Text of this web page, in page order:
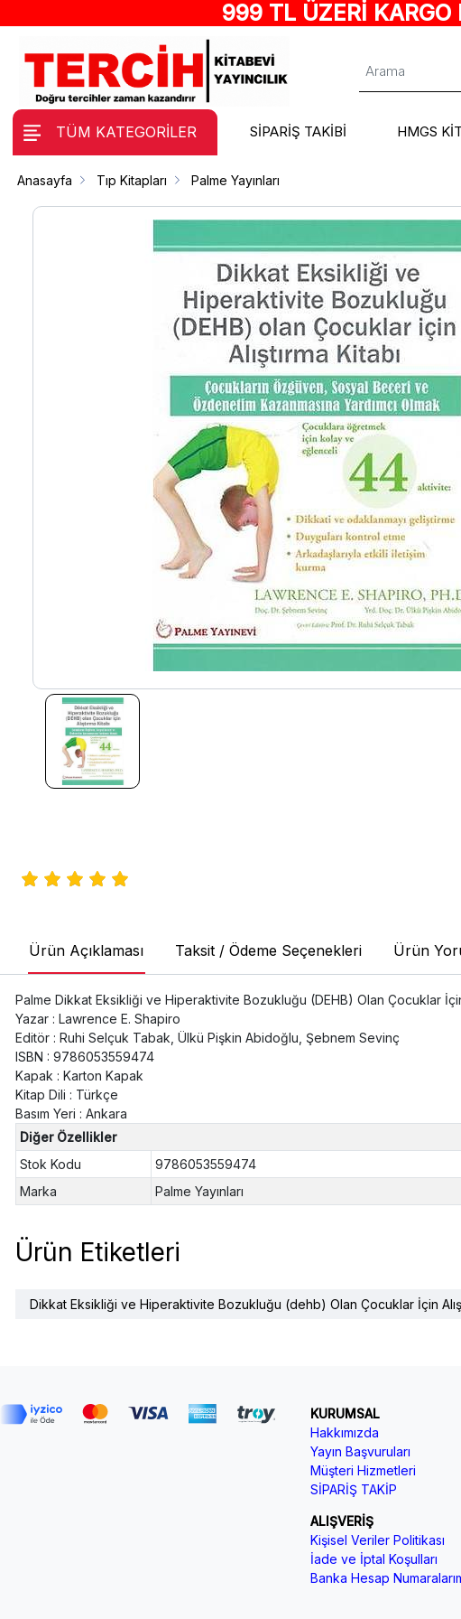
999 TL ÜZERİ
TÜM KATEGORİLER SİPARİŞ TAKİBİ HMGS
Anasayfa Tıp Kitapları Palme Yayınları
Ürün Açıklaması Taksit / Ödeme Seçenekleri Ürün
Palme Dikkat Eksikliği ve Hiperaktivite Bozukluğu (DEHB) Olan Çocuklar İçin
Yazar : Lawrence E. Shapiro
Editör : Ruhi Selçuk Tabak, Ülkü Pişkin Abidoğlu, Şebnem Sevinç
ISBN : 9786053559474
Kapak : Karton Kapak
Kitap Dili : Türkçe
Basım Yeri : Ankara
Diğer Özellikler
Stok Kodu
9786053559474
Marka
Palme Yayınları
Ürün Etiketleri
Dikkat Eksikliği ve Hiperaktivite Bozukluğu (dehb) Olan Çocuklar İçin
KURUMSAL
Hakkımızda
Yayın Başvuruları
Müşteri Hizmetleri
SİPARİŞ TAKİP
ALIŞVERİŞ
Kişisel Veriler Politikası
İade ve İptal Koşulları
Banka Hesap